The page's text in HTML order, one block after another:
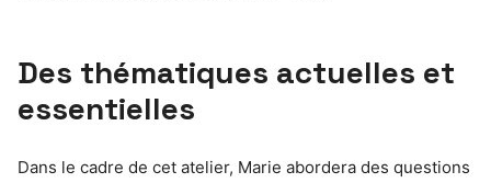
Des thématiques actuelles et
essentielles
Dans le cadre de cet atelier, Marie abordera des questions